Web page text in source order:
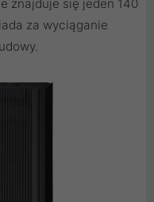
znajduje się jeden 140
za wyciąganie